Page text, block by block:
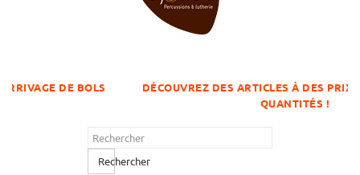
BOLS
DÉCOUVREZ DES ARTICLES À DES PRIX
QUANTITÉS !
Rechercher